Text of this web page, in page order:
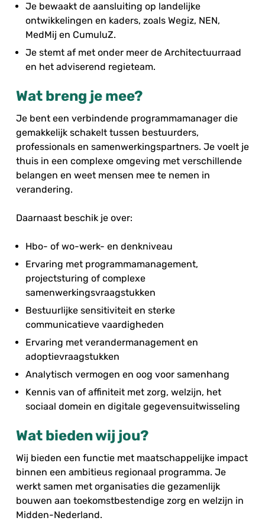
Je bewaakt de aansluiting op landelijke
ontwikkelingen en kaders, zoals Wegiz, NEN,
MedMij en CumuluZ.
Je stemt af met onder meer de Architectuurraad
en het adviserend regieteam.
Wat breng je mee?
Je bent een verbindende programmamanager die
gemakkelijk schakelt tussen bestuurders,
professionals en samenwerkingspartners. Je voelt je
thuis in een complexe omgeving met verschillende
belangen en weet mensen mee te nemen in
verandering.
Daarnaast beschik je over:
Hbo- of wo-werk- en denkniveau
Ervaring met programmamanagement,
projectsturing of complexe
samenwerkingsvraagstukken
Bestuurlijke sensitiviteit en sterke
communicatieve vaardigheden
Ervaring met verandermanagement en
adoptievraagstukken
Analytisch vermogen en oog voor samenhang
Kennis van of affiniteit met zorg, welzijn, het
sociaal domein en digitale gegevensuitwisseling
Wat bieden wij jou?
Wij bieden een functie met maatschappelijke impact
binnen een ambitieus regionaal programma. Je
werkt samen met organisaties die gezamenlijk
bouwen aan toekomstbestendige zorg en welzijn in
Midden-Nederland.